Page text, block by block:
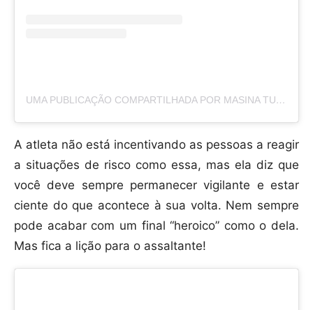
UMA PUBLICAÇÃO COMPARTILHADA POR MASINA TUPEA (@MASINA.FIFTY)
A atleta não está incentivando as pessoas a reagir
a situações de risco como essa, mas ela diz que
você deve sempre permanecer vigilante e estar
ciente do que acontece à sua volta. Nem sempre
pode acabar com um final “heroico” como o dela.
Mas fica a lição para o assaltante!